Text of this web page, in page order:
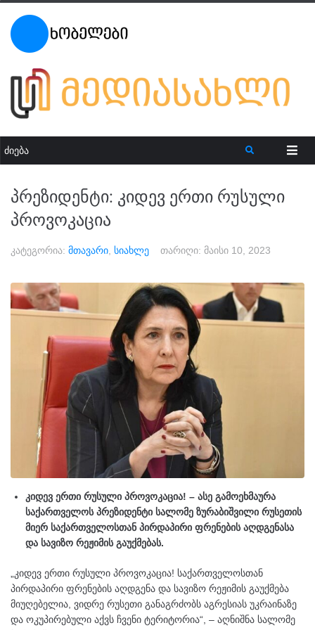
პრეზიდენტი: კიდევ ერთი რუსული
პროვოკაცია
კატეგორია: მთავარი სიახლე თარიღი: მაისი 10, 2023
კიდევ ერთი რუსული პროვოკაცია! – ასე გამოეხმაურა
საქართველოს პრეზიდენტი სალომე ზურაბიშვილი რუსეთის
მიერ საქართველოსთან პირდაპირი ფრენების აღდგენასა
და სავიზო რეჟიმის გაუქმებას.
„კიდევ ერთი რუსული პროვოკაცია! საქართველოსთან
პირდაპირი ფრენების აღდგენა და სავიზო რეჟიმის გაუქმება
მიუღებელია, ვიდრე რუსეთი განაგრძობს აგრესიას უკრაინაზე
და ოკუპირებული აქვს ჩვენი ტერიტორია“, – აღნიშნა სალომე